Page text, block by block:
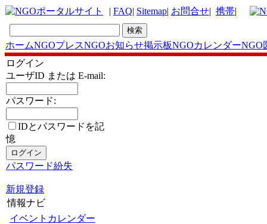
| FAQ| Sitemap| お問合せ| 携帯|
ホームNGOプレスNGOお知らせ掲示板NGOカレンダーNGO
ログイン
ユーザID または E-mail:
パスワード:
IDとパスワードを記
憶
パスワード紛失
新規登録
情報ナビ
イベントカレンダー